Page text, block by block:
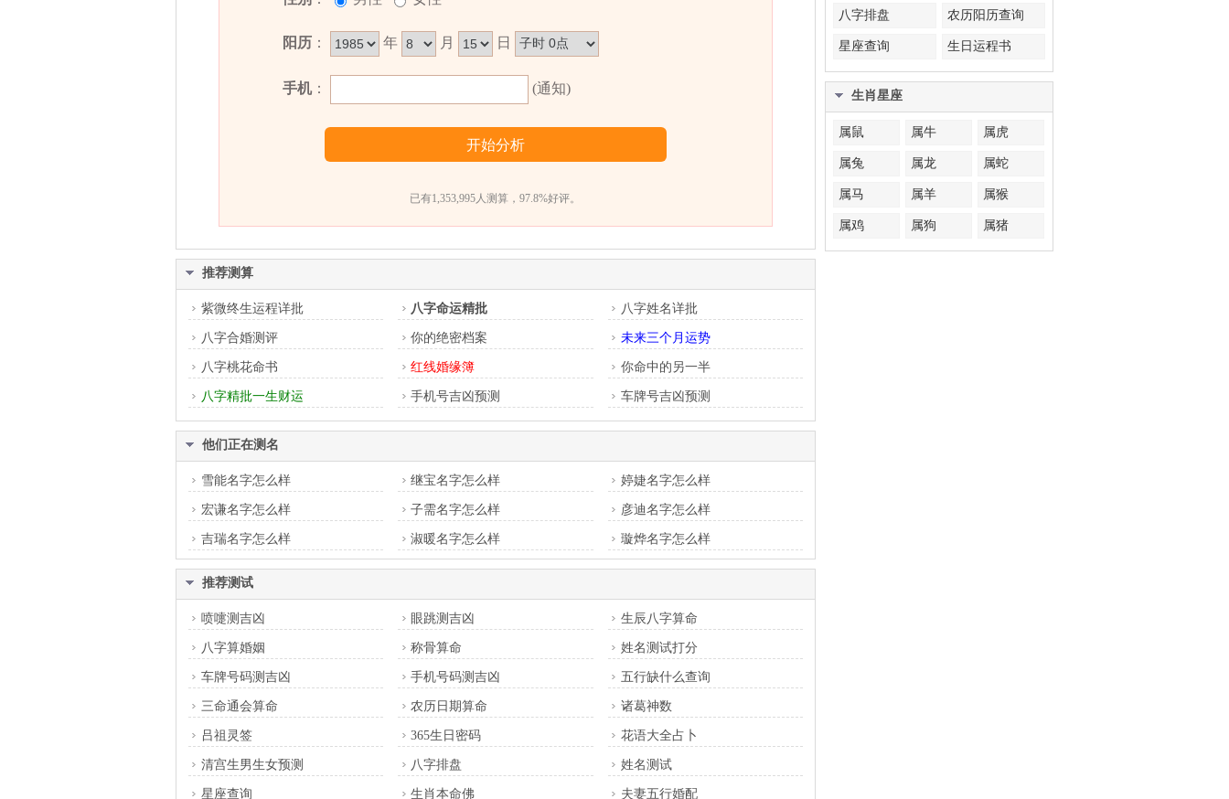
阳历： 年 月 日
手机： (通知)
已有1,353,995人测算，97.8%好评。
推荐测算
紫微终生运程详批 八字命运精批 八字姓名详批
八字合婚测评 你的绝密档案 未来三个月运势
八字桃花命书 红线婚缘簿 你命中的另一半
八字精批一生财运 手机号吉凶预测 车牌号吉凶预测
他们正在测名
雪能名字怎么样 继宝名字怎么样 婷婕名字怎么样
宏谦名字怎么样 子需名字怎么样 彦迪名字怎么样
吉瑞名字怎么样 淑暖名字怎么样 璇烨名字怎么样
推荐测试
喷嚏测吉凶 眼跳测吉凶 生辰八字算命
八字算婚姻 称骨算命 姓名测试打分
车牌号码测吉凶 手机号码测吉凶 五行缺什么查询
三命通会算命 农历日期算命 诸葛神数
吕祖灵签 365生日密码 花语大全占卜
清宫生男生女预测 八字排盘 姓名测试
星座查询 生肖本命佛 夫妻五行婚配
八字排盘 农历阳历查询
星座查询 生日运程书
生肖星座
属鼠 属牛 属虎
属兔 属龙 属蛇
属马 属羊 属猴
属鸡 属狗 属猪